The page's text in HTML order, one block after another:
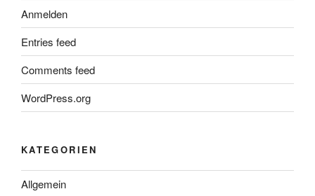
Anmelden
Entries feed
Comments feed
WordPress.org
KATEGORIEN
Allgemein